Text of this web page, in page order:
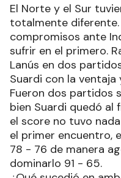
El Norte y el Sur
totalmente diferente.
compromisos ante
sufrir en el primero.
Lanús en dos
Suardi con la
Fueron dos partidos
bien Suardi quedó al
el score no tuvo
el primer encuentro,
78 - 76 de manera
dominarlo 91 - 65.